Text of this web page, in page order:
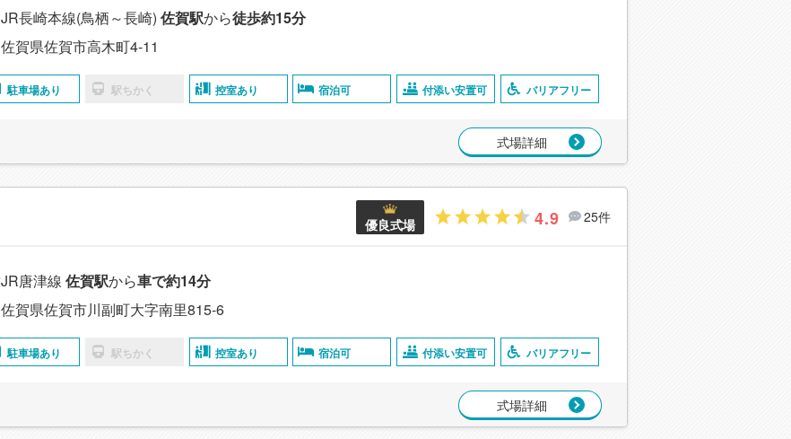
JR長崎本線(鳥栖～長崎) 佐賀駅から徒歩約15分
佐賀県佐賀市高木町4-11
駐車場あり 駅ちかく 控室あり 宿泊可 付添い安置可 バリアフリー
式場詳細
優良式場 4.9 25件
JR唐津線 佐賀駅から車で約14分
佐賀県佐賀市川副町大字南里815-6
駐車場あり 駅ちかく 控室あり 宿泊可 付添い安置可 バリアフリー
式場詳細